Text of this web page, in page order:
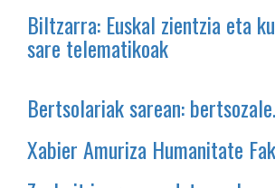
Biltzarra: Euskal zientzia eta
sare telematikoak
Bertsolariak sarean:
Xabier Amuriza Humanitate